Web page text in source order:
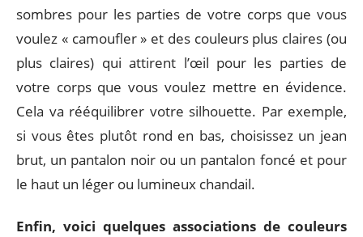
sombres pour les parties de votre corps que vous
voulez « camoufler » et des couleurs plus claires (ou
plus claires) qui attirent l’œil pour les parties de
votre corps que vous voulez mettre en évidence.
Cela va rééquilibrer votre silhouette. Par exemple,
si vous êtes plutôt rond en bas, choisissez un jean
brut, un pantalon noir ou un pantalon foncé et pour
le haut un léger ou lumineux chandail.
Enfin, voici quelques associations de couleurs